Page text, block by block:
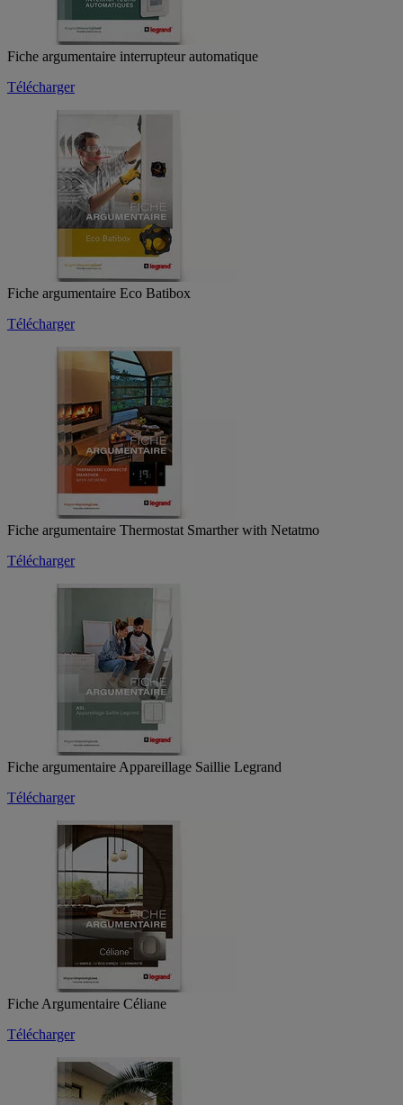
Fiche argumentaire interrupteur automatique
Télécharger
Fiche argumentaire Eco Batibox
Télécharger
Fiche argumentaire Thermostat Smarther with Netatmo
Télécharger
Fiche argumentaire Appareillage Saillie Legrand
Télécharger
Fiche Argumentaire Céliane
Télécharger